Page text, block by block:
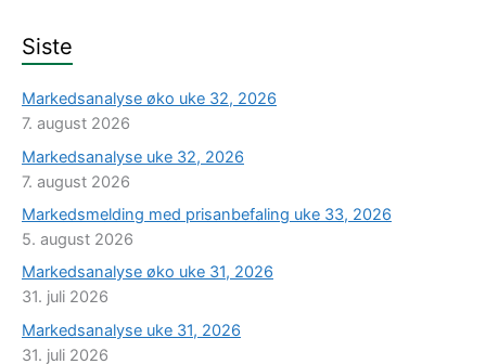
Siste
Markedsanalyse øko uke 32, 2026
7. august 2026
Markedsanalyse uke 32, 2026
7. august 2026
Markedsmelding med prisanbefaling uke 33, 2026
5. august 2026
Markedsanalyse øko uke 31, 2026
31. juli 2026
Markedsanalyse uke 31, 2026
31. juli 2026